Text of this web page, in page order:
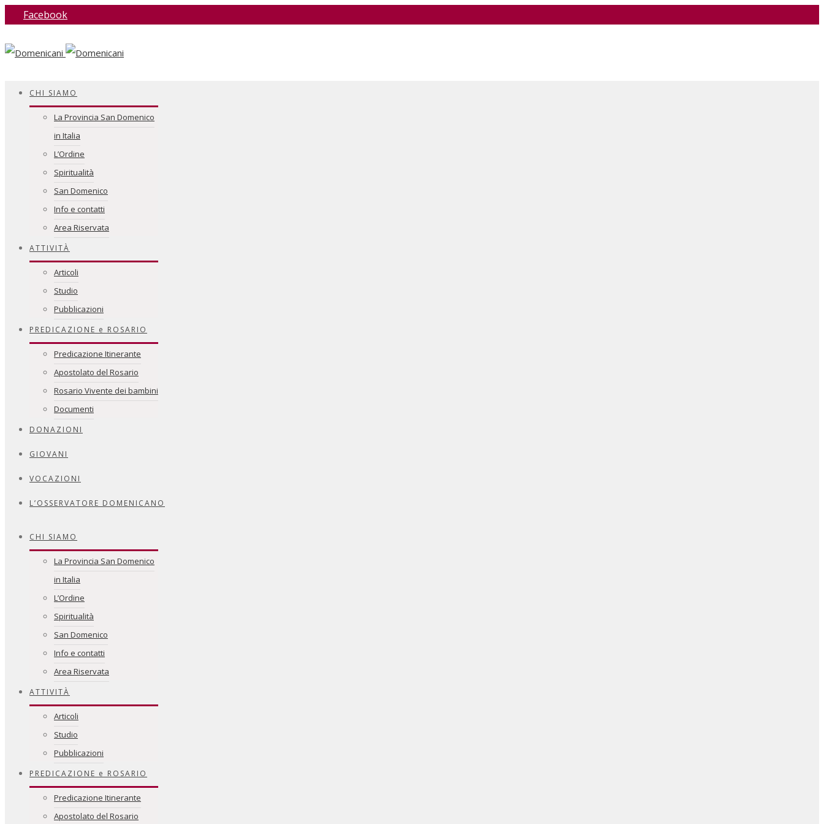
Facebook
CHI SIAMO
La Provincia San Domenico
in Italia
L’Ordine
Spiritualità
San Domenico
Info e contatti
Area Riservata
ATTIVITÀ
Articoli
Studio
Pubblicazioni
PREDICAZIONE e ROSARIO
Predicazione Itinerante
Apostolato del Rosario
Rosario Vivente dei bambini
Documenti
DONAZIONI
GIOVANI
VOCAZIONI
L’OSSERVATORE DOMENICANO
CHI SIAMO
La Provincia San Domenico
in Italia
L’Ordine
Spiritualità
San Domenico
Info e contatti
Area Riservata
ATTIVITÀ
Articoli
Studio
Pubblicazioni
PREDICAZIONE e ROSARIO
Predicazione Itinerante
Apostolato del Rosario